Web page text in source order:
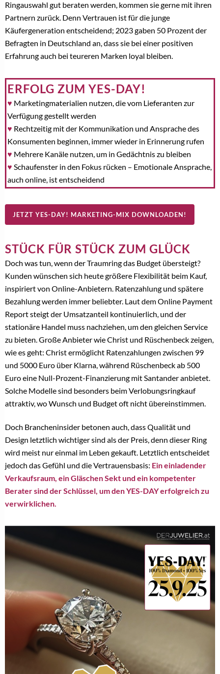
Ringauswahl gut beraten werden, kommen sie gerne mit ihren
Partnern zurück. Denn Vertrauen ist für die junge
Käufergeneration entscheidend; 2023 gaben 50 Prozent der
Befragten in Deutschland an, dass sie bei einer positiven
Erfahrung auch bei teureren Marken loyal bleiben.
ERFOLG ZUM YES-DAY!
♥ Marketingmaterialien nutzen, die vom Lieferanten zur
Verfügung gestellt werden
♥ Rechtzeitig mit der Kommunikation und Ansprache des
Konsumenten beginnen, immer wieder in Erinnerung rufen
♥ Mehrere Kanäle nutzen, um in Gedächtnis zu bleiben
♥ Schaufenster in den Fokus rücken – Emotionale Ansprache,
auch online, ist entscheidend
JETZT YES-DAY! MARKETING-MIX DOWNLOADEN!
STÜCK FÜR STÜCK ZUM GLÜCK
Doch was tun, wenn der Traumring das Budget übersteigt?
Kunden wünschen sich heute größere Flexibilität beim Kauf,
inspiriert von Online-Anbietern. Ratenzahlung und spätere
Bezahlung werden immer beliebter. Laut dem Online Payment
Report steigt der Umsatzanteil kontinuierlich, und der
stationäre Handel muss nachziehen, um den gleichen Service
zu bieten. Große Anbieter wie Christ und Rüschenbeck zeigen,
wie es geht: Christ ermöglicht Ratenzahlungen zwischen 99
und 5000 Euro über Klarna, während Rüschenbeck ab 500
Euro eine Null-Prozent-Finanzierung mit Santander anbietet.
Solche Modelle sind besonders beim Verlobungsringkauf
attraktiv, wo Wunsch und Budget oft nicht übereinstimmen.
Doch Brancheninsider betonen auch, dass Qualität und
Design letztlich wichtiger sind als der Preis, denn dieser Ring
wird meist nur einmal im Leben gekauft. Letztlich entscheidet
jedoch das Gefühl und die Vertrauensbasis: Ein einladender
Verkaufsraum, ein Gläschen Sekt und ein kompetenter
Berater sind der Schlüssel, um den YES-DAY erfolgreich zu
verwirklichen.